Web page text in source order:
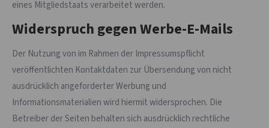
eines Mitgliedstaats verarbeitet werden.
Widerspruch gegen Werbe-E-Mails
Der Nutzung von im Rahmen der Impressumspflicht
veröffentlichten Kontaktdaten zur Übersendung von nicht
ausdrücklich angeforderter Werbung und
Informationsmaterialien wird hiermit widersprochen. Die
Betreiber der Seiten behalten sich ausdrücklich rechtliche